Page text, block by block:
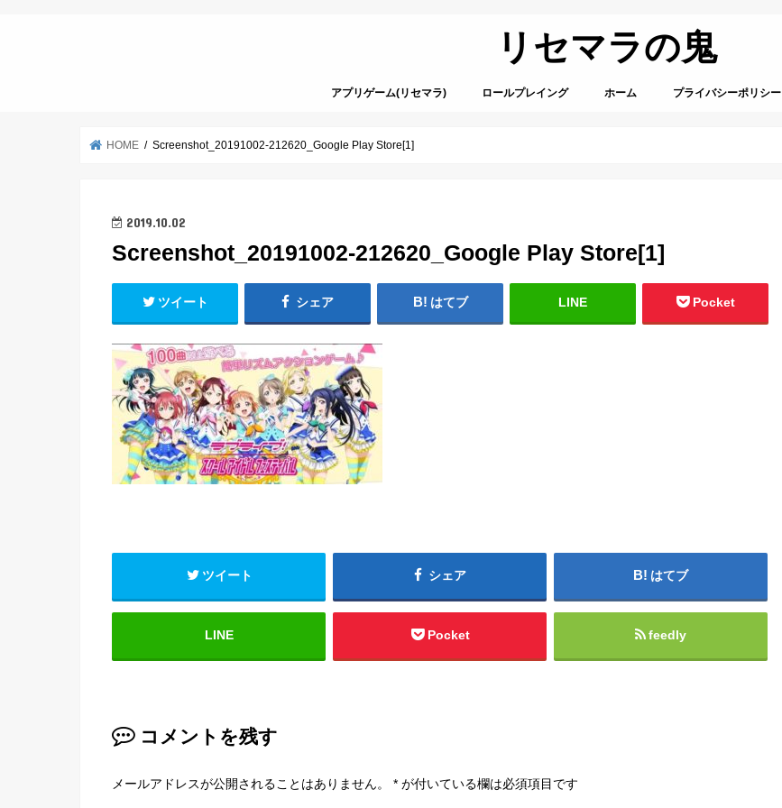
リセマラの鬼
アプリゲーム(リセマラ) ロールプレイング ホーム プライバシーポリシー
HOME Screenshot_20191002-212620_Google Play Store[1]
2019.10.02
Screenshot_20191002-212620_Google Play Store[1]
ツイート シェア はてブ LINE Pocket
ツイート シェア はてブ
LINE Pocket feedly
コメントを残す
メールアドレスが公開されることはありません。 * が付いている欄は必須項目です